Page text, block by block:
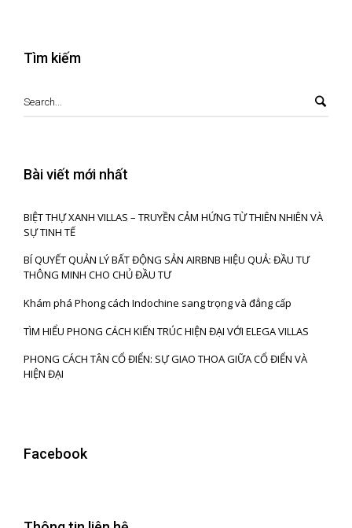
Tìm kiếm
Bài viết mới nhất
BIỆT THỰ XANH VILLAS – TRUYỀN CẢM HỨNG TỪ THIÊN NHIÊN VÀ
SỰ TINH TẾ
BÍ QUYẾT QUẢN LÝ BẤT ĐỘNG SẢN AIRBNB HIỆU QUẢ: ĐẦU TƯ
THÔNG MINH CHO CHỦ ĐẦU TƯ
Khám phá Phong cách Indochine sang trọng và đẳng cấp
TÌM HIỂU PHONG CÁCH KIẾN TRÚC HIỆN ĐẠI VỚI ELEGA VILLAS
PHONG CÁCH TÂN CỔ ĐIỂN: SỰ GIAO THOA GIỮA CỔ ĐIỂN VÀ
HIỆN ĐẠI
Facebook